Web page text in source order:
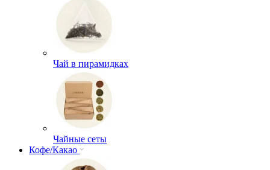
Чай в пирамидках
Чайные сеты
Кофе/Какао